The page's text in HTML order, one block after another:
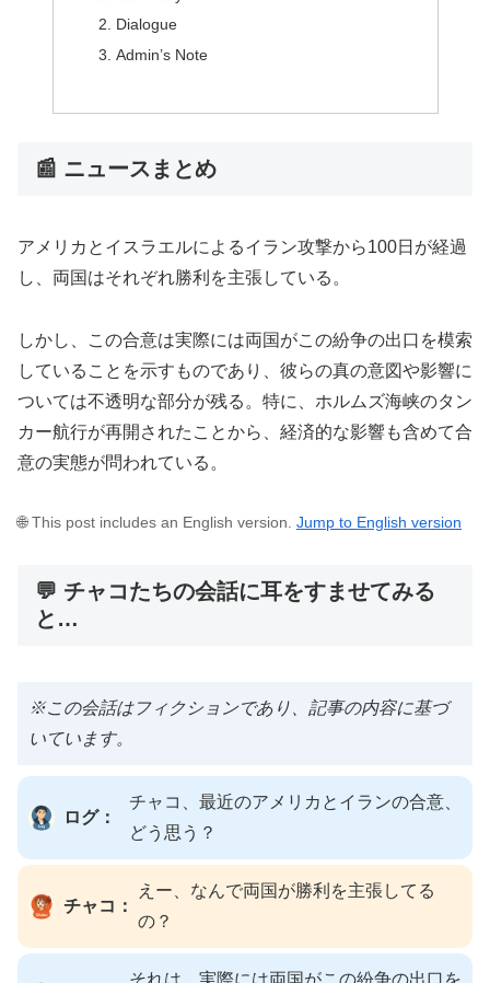
Dialogue
Admin’s Note
📰 ニュースまとめ
アメリカとイスラエルによるイラン攻撃から100日が経過
し、両国はそれぞれ勝利を主張している。
しかし、この合意は実際には両国がこの紛争の出口を模索
していることを示すものであり、彼らの真の意図や影響に
ついては不透明な部分が残る。特に、ホルムズ海峡のタン
カー航行が再開されたことから、経済的な影響も含めて合
意の実態が問われている。
🌐 This post includes an English version. Jump to English version
💬 チャコたちの会話に耳をすませてみる
と…
※この会話はフィクションであり、記事の内容に基づ
いています。
ログ：
チャコ、最近のアメリカとイランの合意、
どう思う？
チャコ：
えー、なんで両国が勝利を主張してる
の？
それは、実際には両国がこの紛争の出口を